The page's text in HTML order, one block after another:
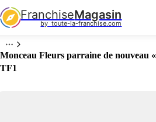
FranchiseMagasin
by  toute-la-franchise.com
Monceau Fleurs parraine de nouveau
TF1